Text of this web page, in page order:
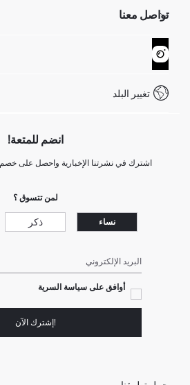
GIFT CLUB
عمليات الارجاع و الاستبدال السهلة
تتبع الشحنة
كيف يمكنك التسوق في ديفاكتو ؟
تواصل معنا
نموذج الاتصال
خدمة العملاء
تغيير البلد
انضم للمتعة!
اشترك في نشرتنا الإخبارية واحصل على خصم 10٪ على تسوقك الأول!
لمن تتسوق ؟
نساء ذكر
البريد الإلكتروني
أوافق على سياسة السرية
!إشترك الآن